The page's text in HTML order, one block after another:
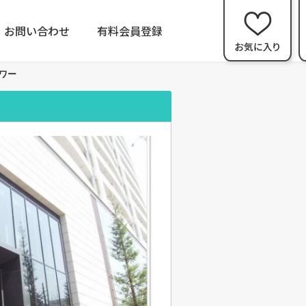
お問い合わせ 有料会員登録
ー